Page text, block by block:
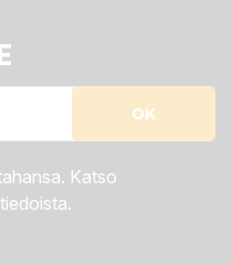
Katso